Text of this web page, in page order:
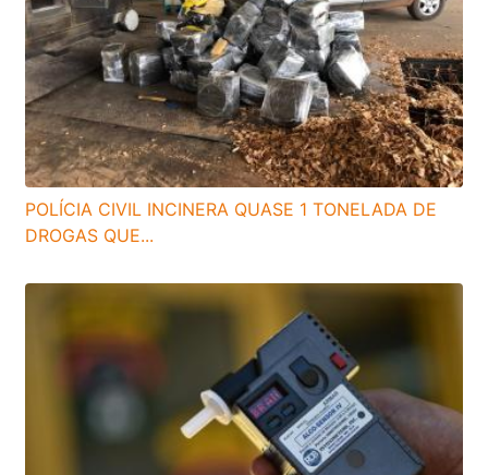
POLÍCIA CIVIL INCINERA QUASE 1 TONELADA DE
DROGAS QUE...